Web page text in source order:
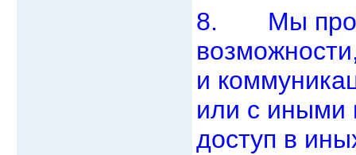
8. Мы
и
или с
доступ в